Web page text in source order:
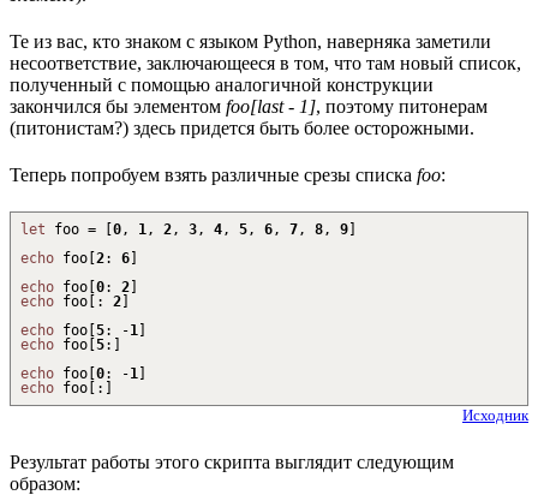
Те из вас, кто знаком с языком Python, наверняка заметили
несоответствие, заключающееся в том, что там новый список,
полученный с помощью аналогичной конструкции
закончился бы элементом foo[last - 1], поэтому питонерам
(питонистам?) здесь придется быть более осторожными.
Теперь попробуем взять различные срезы списка foo:
let foo = 0, 1, 2, 3, 4, 5, 6, 7, 8, 9
echo foo 2: 6
echo foo 0: 2
echo foo : 2
echo foo 5: -1
echo foo 5:
echo foo 0: -1
echo foo :
Исходник
Результат работы этого скрипта выглядит следующим
образом: